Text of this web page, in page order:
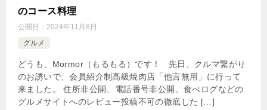
のコース料理
公開日： 2024年11月8日
グルメ
どうも、Mormor（もるもる）です！ 先日、クルマ繋がり
のお誘いで、会員紹介制高級焼肉店「他言無用」に行って
来ました。 住所非公開、電話番号非公開、食べログなどの
グルメサイトへのレビュー投稿不可の徹底した […]